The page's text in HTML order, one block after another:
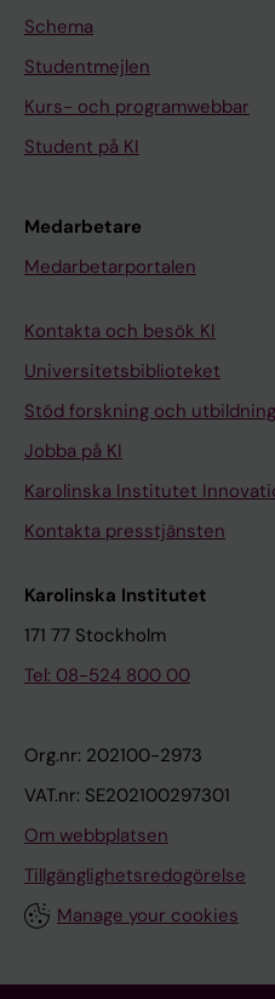
Schema
Studentmejlen
Kurs- och programwebbar
Student på KI
Medarbetare
Medarbetarportalen
Kontakta och besök KI
Universitetsbiblioteket
Stöd forskning och utbildning
Jobba på KI
Karolinska Institutet
Kontakta presstjänsten
Karolinska Institutet
171 77 Stockholm
Tel: 08-524 800 00
Org.nr: 202100-2973
VAT.nr: SE202100297301
Om webbplatsen
Tillgänglighetsredogörelse
Manage your cookies